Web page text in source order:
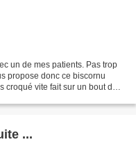
un de mes patients. Pas trop
propose donc ce biscornu
croqué vite fait sur un bout de
...